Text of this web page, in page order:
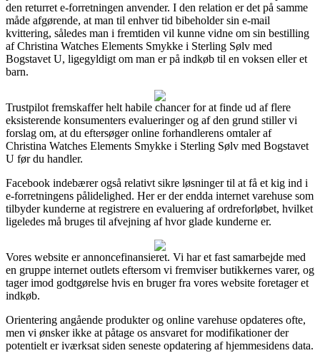
den returret e-forretningen anvender. I den relation er det på samme
måde afgørende, at man til enhver tid bibeholder sin e-mail
kvittering, således man i fremtiden vil kunne vidne om sin bestilling
af Christina Watches Elements Smykke i Sterling Sølv med
Bogstavet U, ligegyldigt om man er på indkøb til en voksen eller et
barn.
Trustpilot fremskaffer helt habile chancer for at finde ud af flere
eksisterende konsumenters evalueringer og af den grund stiller vi
forslag om, at du eftersøger online forhandlerens omtaler af
Christina Watches Elements Smykke i Sterling Sølv med Bogstavet
U før du handler.
Facebook indebærer også relativt sikre løsninger til at få et kig ind i
e-forretningens pålidelighed. Her er der endda internet varehuse som
tilbyder kunderne at registrere en evaluering af ordreforløbet, hvilket
ligeledes må bruges til afvejning af hvor glade kunderne er.
Vores website er annoncefinansieret. Vi har et fast samarbejde med
en gruppe internet outlets eftersom vi fremviser butikkernes varer, og
tager imod godtgørelse hvis en bruger fra vores website foretager et
indkøb.
Orientering angående produkter og online varehuse opdateres ofte,
men vi ønsker ikke at påtage os ansvaret for modifikationer der
potentielt er iværksat siden seneste opdatering af hjemmesidens data.